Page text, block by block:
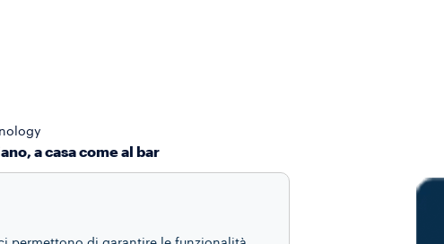
a casa come al bar